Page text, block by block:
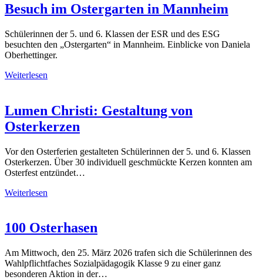
Besuch im Ostergarten in Mannheim
Schülerinnen der 5. und 6. Klassen der ESR und des ESG
besuchten den „Ostergarten“ in Mannheim. Einblicke von Daniela
Oberhettinger.
Weiterlesen
Lumen Christi: Gestaltung von
Osterkerzen
Vor den Osterferien gestalteten Schülerinnen der 5. und 6. Klassen
Osterkerzen. Über 30 individuell geschmückte Kerzen konnten am
Osterfest entzündet…
Weiterlesen
100 Osterhasen
Am Mittwoch, den 25. März 2026 trafen sich die Schülerinnen des
Wahlpflichtfaches Sozialpädagogik Klasse 9 zu einer ganz
besonderen Aktion in der…